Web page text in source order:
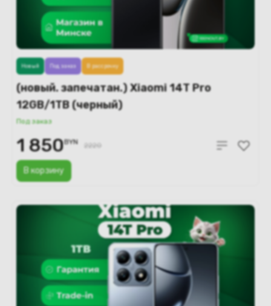
(новый. запечатан.) Xiaomi 14T Pro
12GB/1TB (черный)
Под заказ
В корзину
Новый Под заказ В рассрочку
1 850BYN 2220